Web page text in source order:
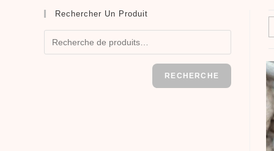
Rechercher Un Produit
RECHERCHE